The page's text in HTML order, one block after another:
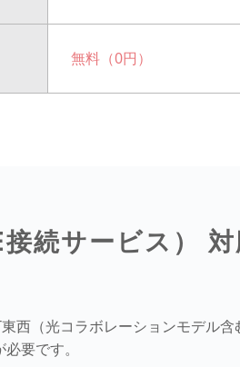
無料（0円）
続サービス）
西（光コラボレーションモデル
要です。